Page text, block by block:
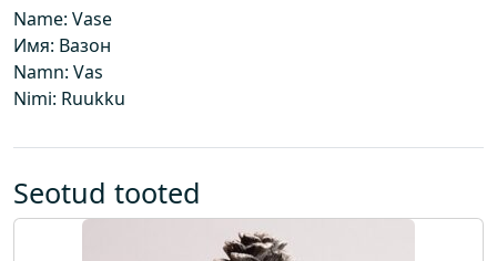
Name: Vase
Имя: Вазон
Namn: Vas
Nimi: Ruukku
Seotud tooted